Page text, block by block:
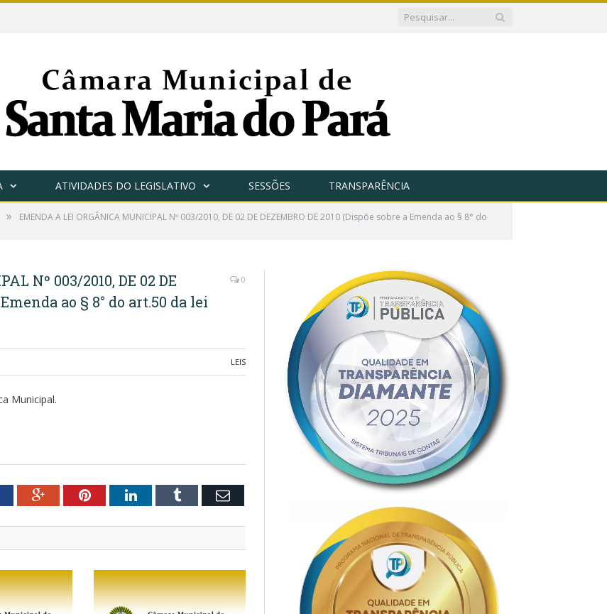
ATIVIDADES DO LEGISLATIVO SESSÕES TRANSPARÊNCIA
» EMENDA A LEI ORGÂNICA MUNICIPAL Nº 003/2010, DE 02 DE DEZEMBRO DE 2010 (Dispõe sobre a Emenda ao § 8° do
Nº 003/2010, DE 02 DE
ao § 8° do art.50 da lei
0
LEIS
Municipal.
Google+PinterestLinkedInTumblr Email